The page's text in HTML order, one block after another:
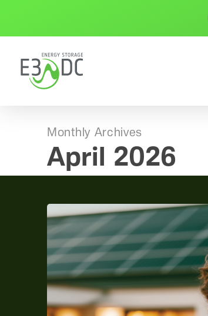
main
Monthly Archives
April 2026
erneut
„Top
Brand
PV“
für
Speicher